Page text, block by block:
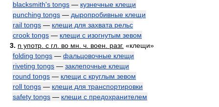
blacksmith's tongs — кузнечные клещи
punching tongs — дыропробивные клещи
rail tongs — клещи для захвата рельс
crook tongs — клещи с изогнутым зевом
3. n употр. с гл. во мн. ч. воен. разг. «клещи»
folding tongs — фальцовочные клещи
riveting tongs — заклепочные клещи
round tongs — клещи с круглым зевом
roll tongs — клещи для транспортировки
safety tongs — клещи с предохранителем